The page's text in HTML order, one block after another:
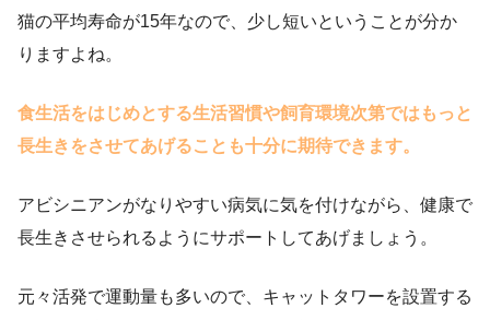
猫の平均寿命が15年なので、少し短いということが分か
りますよね。
食生活をはじめとする生活習慣や飼育環境次第ではもっと
長生きをさせてあげることも十分に期待できます。
アビシニアンがなりやすい病気に気を付けながら、健康で
長生きさせられるようにサポートしてあげましょう。
元々活発で運動量も多いので、キャットタワーを設置する